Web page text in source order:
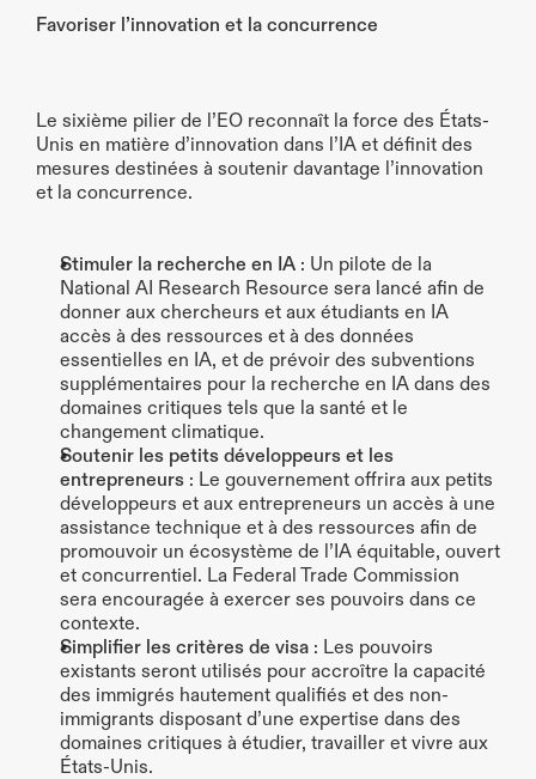
Favoriser l’innovation et la concurrence
Le sixième pilier de l’EO reconnaît la force des États-
Unis en matière d’innovation dans l’IA et définit des
mesures destinées à soutenir davantage l’innovation
et la concurrence.
Stimuler la recherche en IA : Un pilote de la
National AI Research Resource sera lancé afin de
donner aux chercheurs et aux étudiants en IA
accès à des ressources et à des données
essentielles en IA, et de prévoir des subventions
supplémentaires pour la recherche en IA dans des
domaines critiques tels que la santé et le
changement climatique.
Soutenir les petits développeurs et les
entrepreneurs : Le gouvernement offrira aux petits
développeurs et aux entrepreneurs un accès à une
assistance technique et à des ressources afin de
promouvoir un écosystème de l’IA équitable, ouvert
et concurrentiel. La Federal Trade Commission
sera encouragée à exercer ses pouvoirs dans ce
contexte.
Simplifier les critères de visa : Les pouvoirs
existants seront utilisés pour accroître la capacité
des immigrés hautement qualifiés et des non-
immigrants disposant d’une expertise dans des
domaines critiques à étudier, travailler et vivre aux
États-Unis.